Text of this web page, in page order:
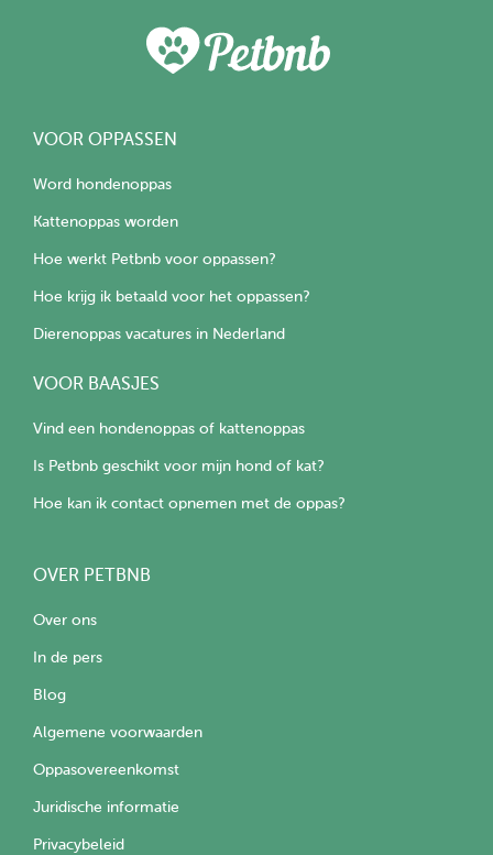
VOOR OPPASSEN
Word hondenoppas
Kattenoppas worden
Hoe werkt Petbnb voor oppassen?
Hoe krijg ik betaald voor het oppassen?
Dierenoppas vacatures in Nederland
VOOR BAASJES
Vind een hondenoppas of kattenoppas
Is Petbnb geschikt voor mijn hond of kat?
Hoe kan ik contact opnemen met de oppas?
OVER PETBNB
Over ons
In de pers
Blog
Algemene voorwaarden
Oppasovereenkomst
Juridische informatie
Privacybeleid